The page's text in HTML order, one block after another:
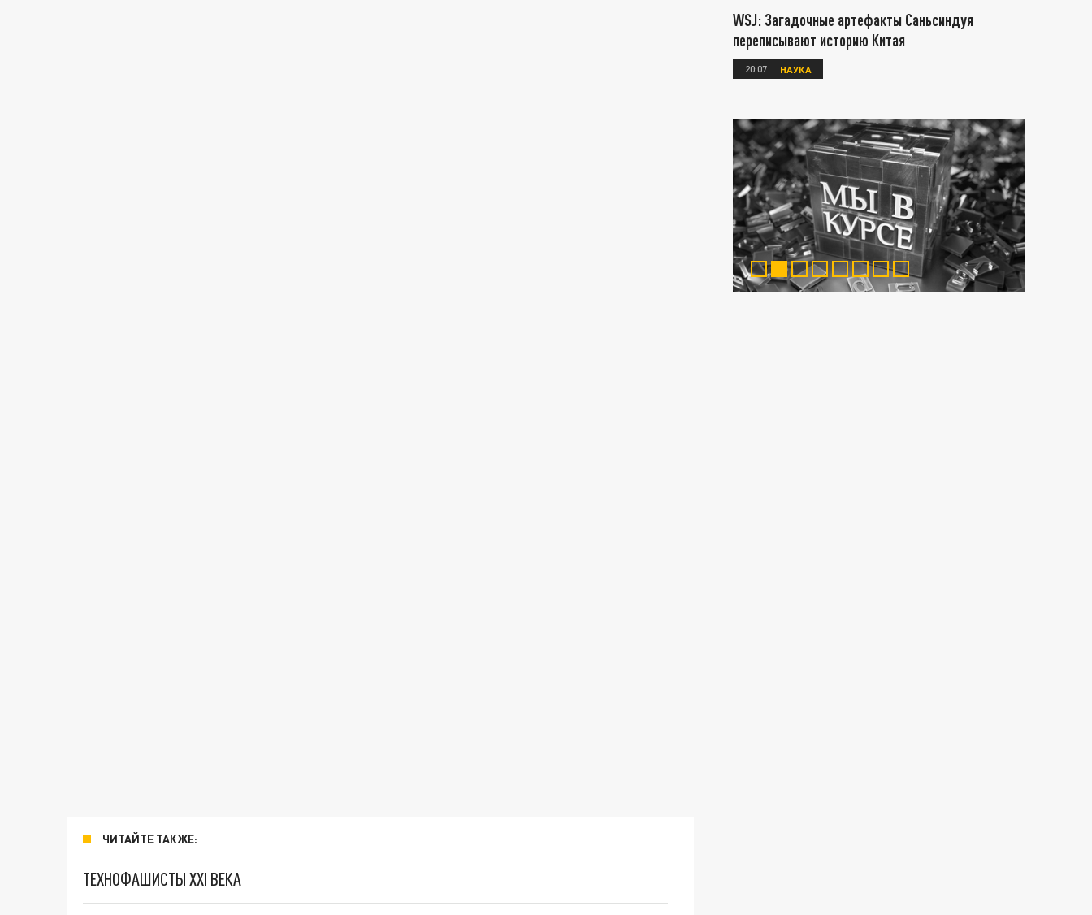
ЧИТАЙТЕ ТАКЖЕ:
ТЕХНОФАШИСТЫ XXI ВЕКА
WSJ: Загадочные артефакты Саньсиндуя
переписывают историю Китая
20:07 НАУКА